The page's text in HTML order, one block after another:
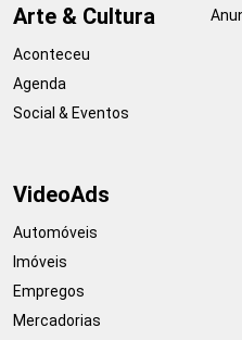
Arte & Cultura
Aconteceu
Agenda
Social & Eventos
VideoAds
Automóveis
Imóveis
Empregos
Mercadorias